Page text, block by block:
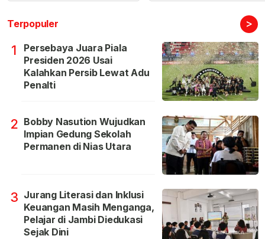
Terpopuler >
1
Persebaya Juara Piala
Presiden 2026 Usai
Kalahkan Persib Lewat Adu
Penalti
2 Bobby Nasution Wujudkan
Impian Gedung Sekolah
Permanen di Nias Utara
3 Jurang Literasi dan Inklusi
Keuangan Masih Menganga,
Pelajar di Jambi Diedukasi
Sejak Dini